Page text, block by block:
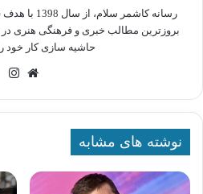
رسانه کاشمر
بروزترین مطالب خبری و فرهنگی هنری
حاشیه سازی کار خود
نوشته های مشابه